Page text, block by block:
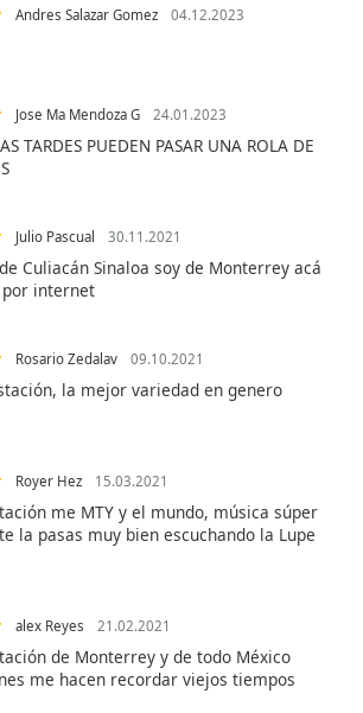
Andres Salazar Gomez 04.12.2023
Jose Ma Mendoza G 24.01.2023
TARDES PUEDEN PASAR UNA ROLA DE
Julio Pascual 30.11.2021
Culiacán Sinaloa soy de Monterrey acá
por internet
Rosario Zedalav 09.10.2021
la mejor variedad en genero
Royer Hez 15.03.2021
me MTY y el mundo, música súper
la pasas muy bien escuchando la Lupe
alex Reyes 21.02.2021
de Monterrey y de todo México
me hacen recordar viejos tiempos